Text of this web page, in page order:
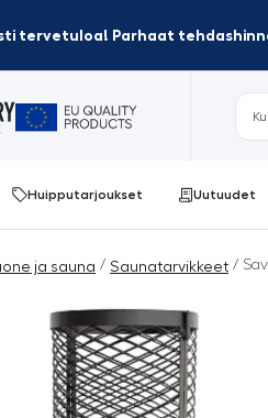
tervetuloa! Parhaat
Huipputarjoukset Uutuudet
ja sauna / Saunatarvikkeet /